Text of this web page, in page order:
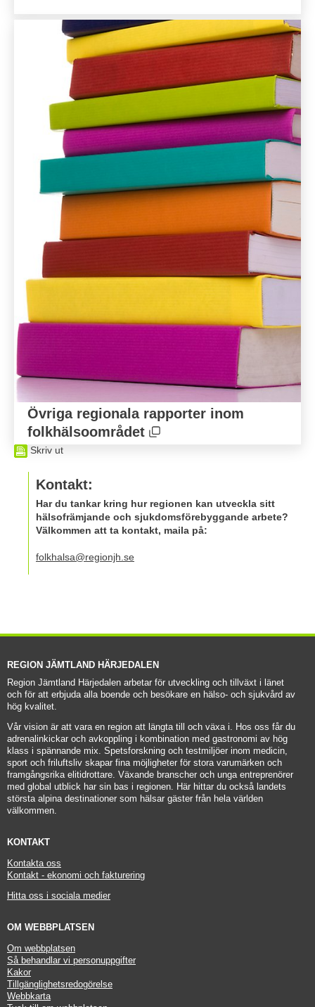
Övriga regionala rapporter inom
folkhälsoområdet
Öppnas i nytt fönster.
Skriv ut
Kontakt:
Har du tankar kring hur regionen kan utveckla sitt
hälsofrämjande och sjukdomsförebyggande arbete?
Välkommen att ta kontakt, maila på:
folkhalsa@regionjh.se
REGION JÄMTLAND HÄRJEDALEN
Region Jämtland Härjedalen arbetar för utveckling och tillväxt i länet
och för att erbjuda alla boende och besökare en hälso- och sjukvård av
hög kvalitet.
Vår vision är att vara en region att längta till och växa i. Hos oss får du
adrenalinkickar och avkoppling i kombination med gastronomi av hög
klass i spännande mix. Spetsforskning och testmiljöer inom medicin,
sport och friluftsliv skapar fina möjligheter för stora varumärken och
framgångsrika elitidrottare. Växande branscher och unga entreprenörer
med global utblick har sin bas i regionen. Här hittar du också landets
största alpina destinationer som hälsar gäster från hela världen
välkommen.
KONTAKT
Kontakta oss
Kontakt - ekonomi och fakturering
Hitta oss i sociala medier
OM WEBBPLATSEN
Om webbplatsen
Så behandlar vi personuppgifter
Kakor
Tillgänglighetsredogörelse
Webbkarta